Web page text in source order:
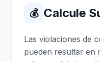
💰 Calcule
Las violaciones de
pueden resultar en